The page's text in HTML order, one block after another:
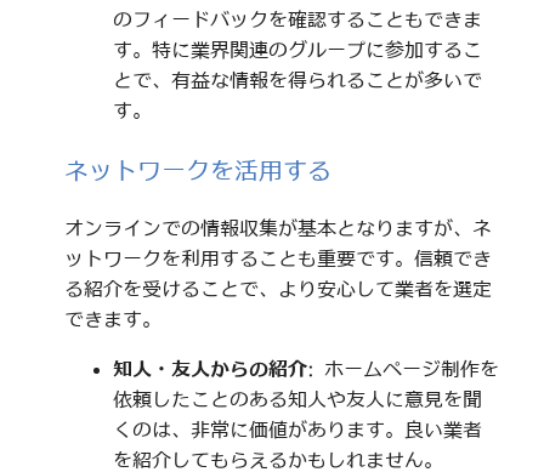
のフィードバックを確認することもできま
す。特に業界関連のグループに参加するこ
とで、有益な情報を得られることが多いで
す。
ネットワークを活用する
オンラインでの情報収集が基本となりますが、ネ
ットワークを利用することも重要です。信頼でき
る紹介を受けることで、より安心して業者を選定
できます。
知人・友人からの紹介: ホームページ制作を
依頼したことのある知人や友人に意見を聞
くのは、非常に価値があります。良い業者
を紹介してもらえるかもしれません。